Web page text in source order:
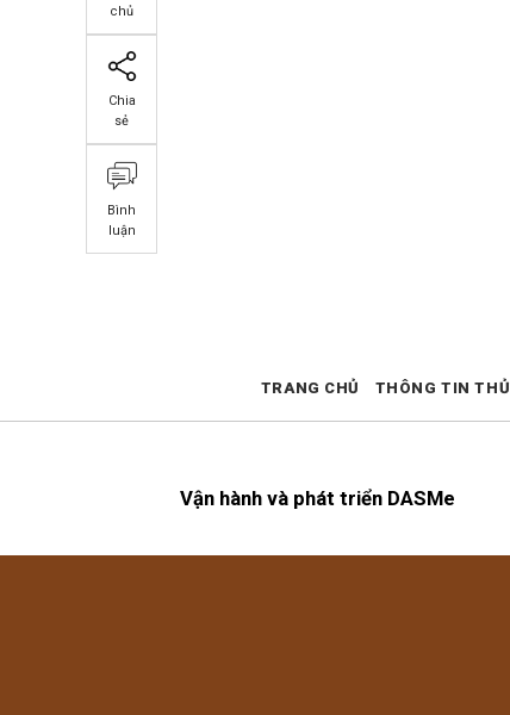
chủ
Chia
sẻ
Bình
luận
Vận hành và phát triển DASMe
TRANG CHỦ THÔNG TIN